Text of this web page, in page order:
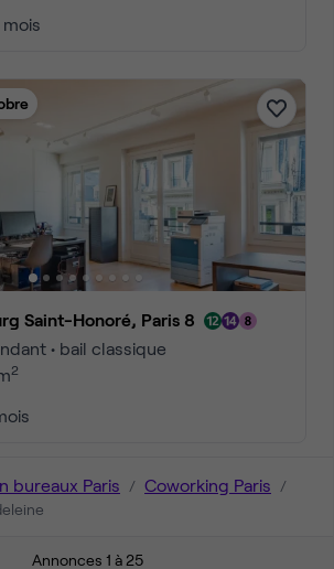
Saint-Honoré, Paris 8
• bail classique
2
bureaux Paris Coworking Paris
Annonces 1 à 25